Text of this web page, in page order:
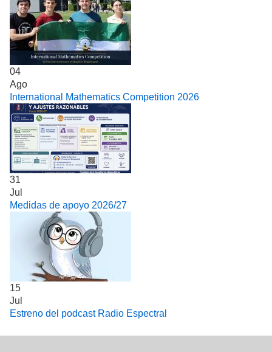
04
Ago
International Mathematics Competition 2026
31
Jul
Medidas de apoyo 2026/27
15
Jul
Estreno del podcast Radio Espectral